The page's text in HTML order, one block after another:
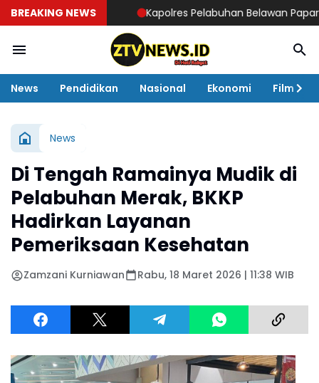
BREAKING NEWSKapolres Pelabuhan Belawan Paparkan
News Pendidikan Nasional Ekonomi Film
News
Di Tengah Ramainya Mudik di
Pelabuhan Merak, BKKP
Hadirkan Layanan
Pemeriksaan Kesehatan
Zamzani Kurniawan Rabu, 18 Maret 2026 | 11:38 WIB